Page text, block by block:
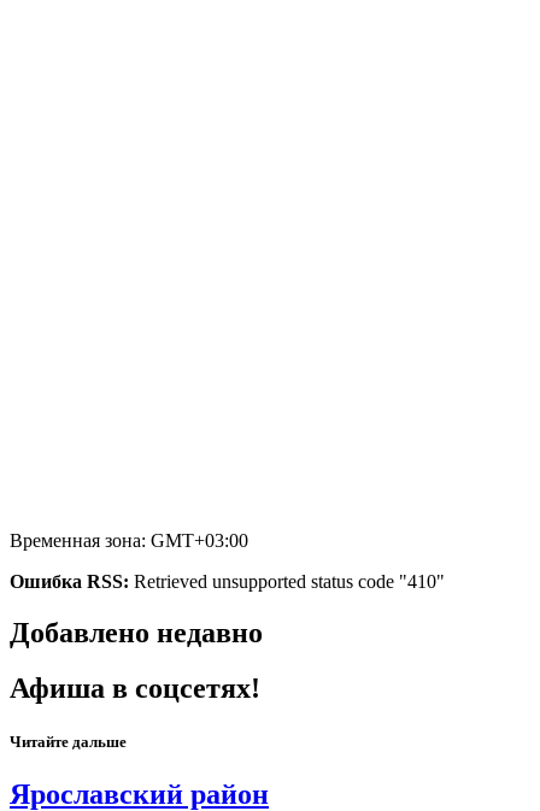
Временная зона: GMT+03:00
Ошибка RSS: Retrieved unsupported status code "410"
Добавлено недавно
Афиша в соцсетях!
Читайте дальше
Ярославский район